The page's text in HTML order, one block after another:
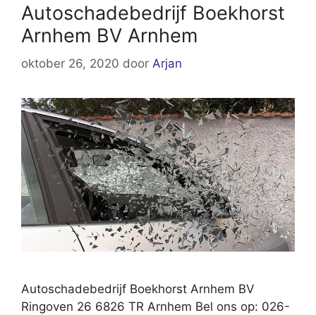
Autoschadebedrijf Boekhorst
Arnhem BV Arnhem
oktober 26, 2020 door Arjan
Autoschadebedrijf Boekhorst Arnhem BV
Ringoven 26 6826 TR Arnhem Bel ons op: 026-